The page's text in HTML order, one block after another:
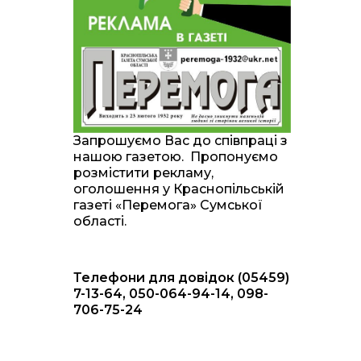
20:00
28 лип
Житлові сертифікати,
підготовка до зими та
підтримка ВПО: підсумки
засідання виконкому
Краснопільської
селищної ради
10:36
28 лип
Валентина Масалітіна:
«Нас тримає віра в
Перемогу і повернення
додому»
10:31
28 лип
Знову біль… Знову
втрата… На щиті
16:57
24 лип
Обмежено придатний,
але безмежно
вмотивований: Як
колишній лісівник став
Запрошуємо Вас до співпраці з
нашою газетою. Пропонуємо
розмістити рекламу,
оголошення у Краснопільській
газеті «Перемога» Сумської
області.
Телефони для довідок (05459)
7-13-64, 050-064-94-14, 098-
706-75-24